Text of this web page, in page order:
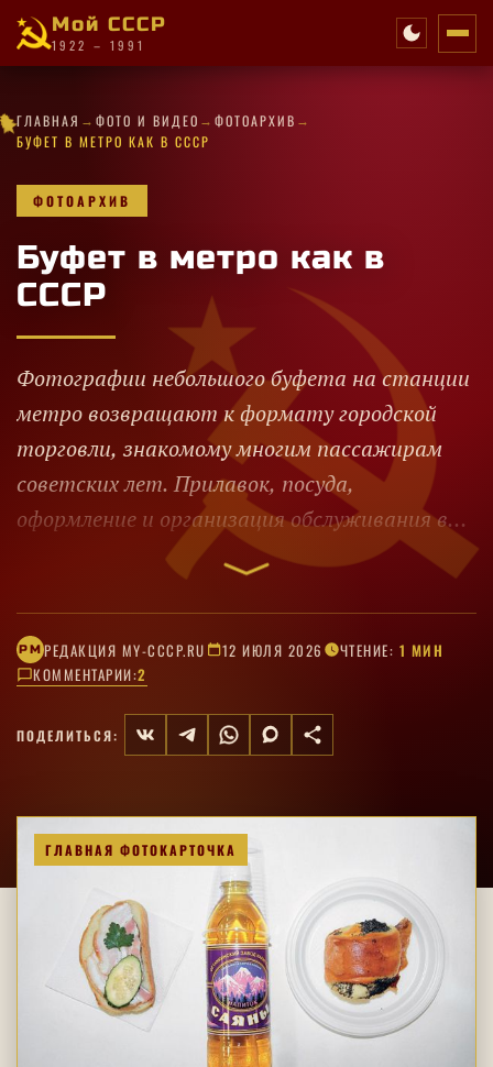
Мой СССР
1922 – 1991
★
·★
★
✧
·★
✦
★
·★
★
★
·
✧
·
★
★
★
★
★
✧
★
✦
✧
★
★
✧ ГЛАВНАЯ → ФОТО И ВИДЕО → ФОТОАРХИВ →
БУФЕТ В МЕТРО КАК В СССР
ФОТОАРХИВ
Буфет в метро как в
СССР
Фотографии небольшого буфета на станции
метро возвращают к формату городской
торговли, знакомому многим пассажирам
советских лет. Прилавок, посуда,
оформление и организация обслуживания в
ограниченном пространстве.
РM РЕДАКЦИЯ MY-CCCP.RU 12 ИЮЛЯ 2026 ЧТЕНИЕ: 1 МИН
КОММЕНТАРИИ:2
ПОДЕЛИТЬСЯ:
ГЛАВНАЯ ФОТОКАРТОЧКА